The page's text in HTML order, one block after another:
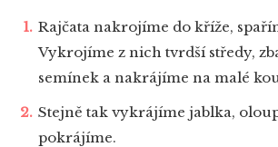
Rajčata nakrojíme do kříže,
Vykrojíme z nich tvrdší středy,
semínek a nakrájíme na malé
Stejně tak vykrájíme jablka,
pokrájíme.